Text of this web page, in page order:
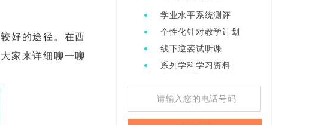
好的途径。在西
家来详细聊一聊
学业水平系统测评
个性化针对教学计划
线下逆袭试听课
系列学科学习资料